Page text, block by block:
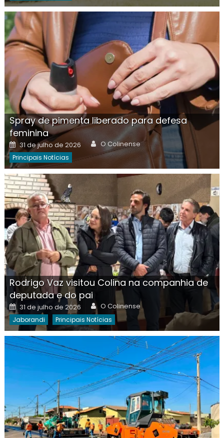
Spray de pimenta liberado para defesa
feminina
Posted
on
31 de julho de 2026 Author
O Colinense
Principais Notícias
Rodrigo Vaz visitou Colina na companhia de
deputada e do pai
Posted
on
31 de julho de 2026 Author
O Colinense
Jaborandi Principais Notícias